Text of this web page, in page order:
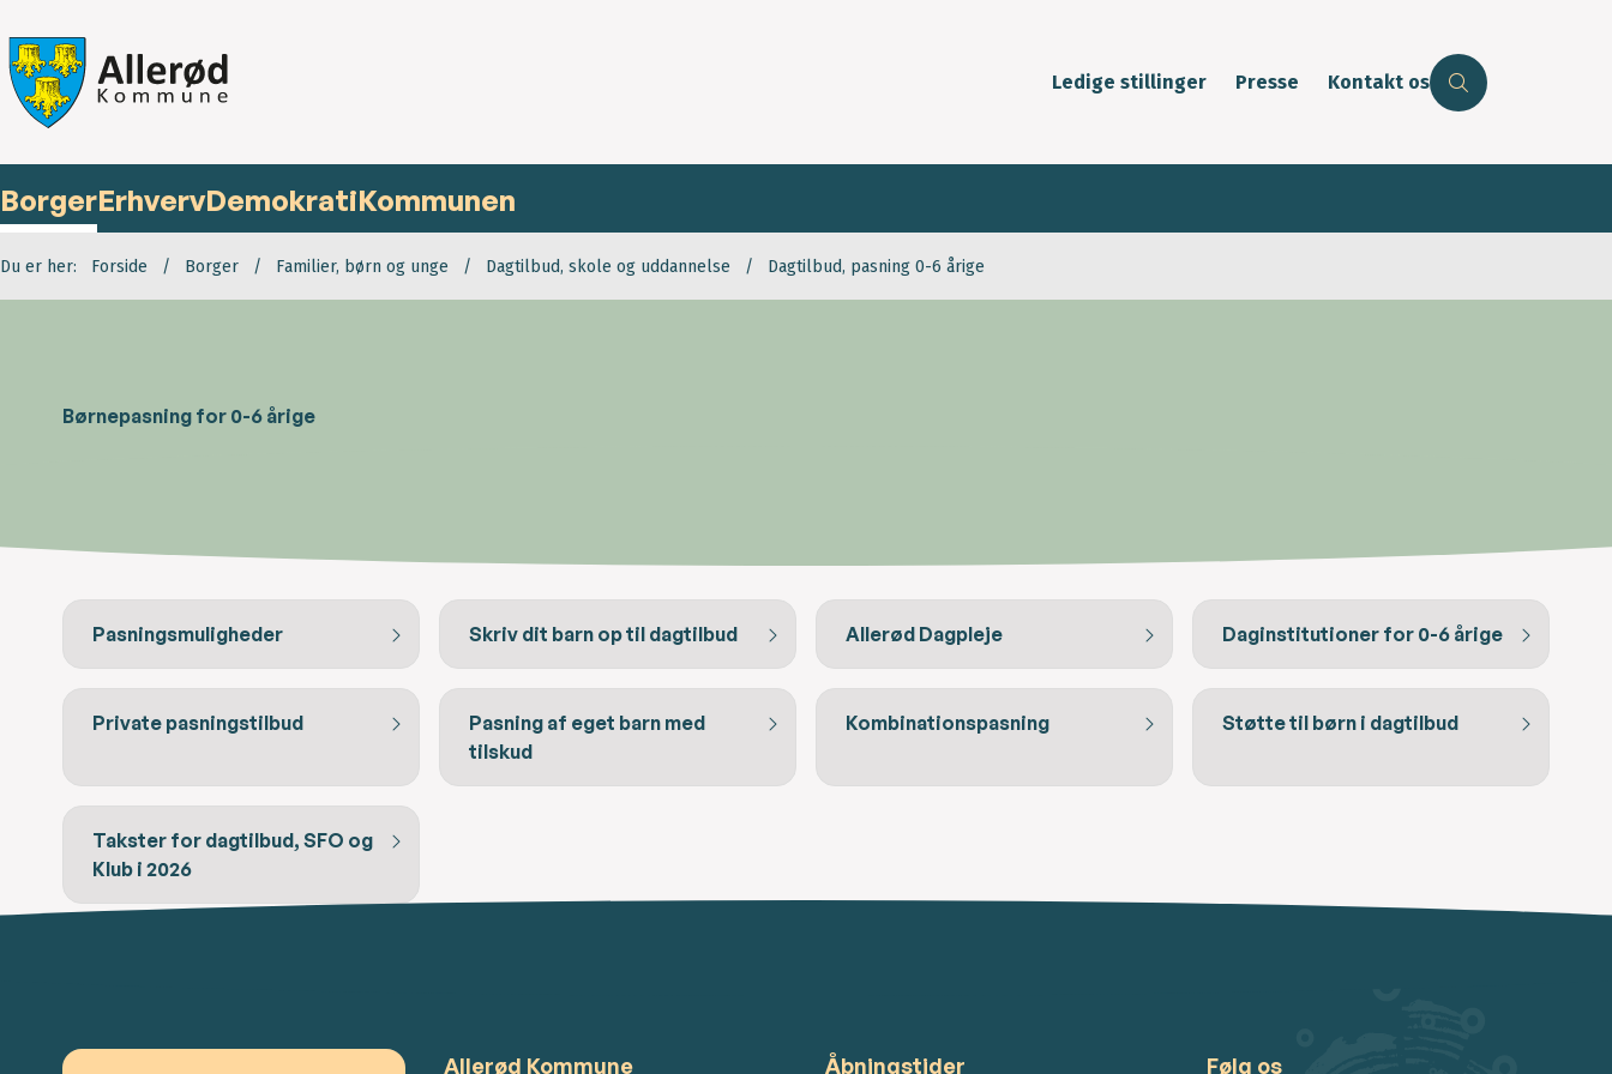
Ledige stillinger Presse Kontakt os
BorgerErhvervDemokratiKommunen
Du er her: Forside Borger Familier, børn og unge Dagtilbud, skole og uddannelse Dagtilbud, pasning 0-6 årige
Børnepasning for 0-6 årige
Pasningsmuligheder Skriv dit barn op til dagtilbud Allerød Dagpleje Daginstitutioner for 0-6 årige
Private pasningstilbud
Pasning af eget barn med
tilskud
Kombinationspasning Støtte til børn i dagtilbud
Takster for dagtilbud, SFO og
Klub i 2026
Allerød Kommune Åbningstider Følg os